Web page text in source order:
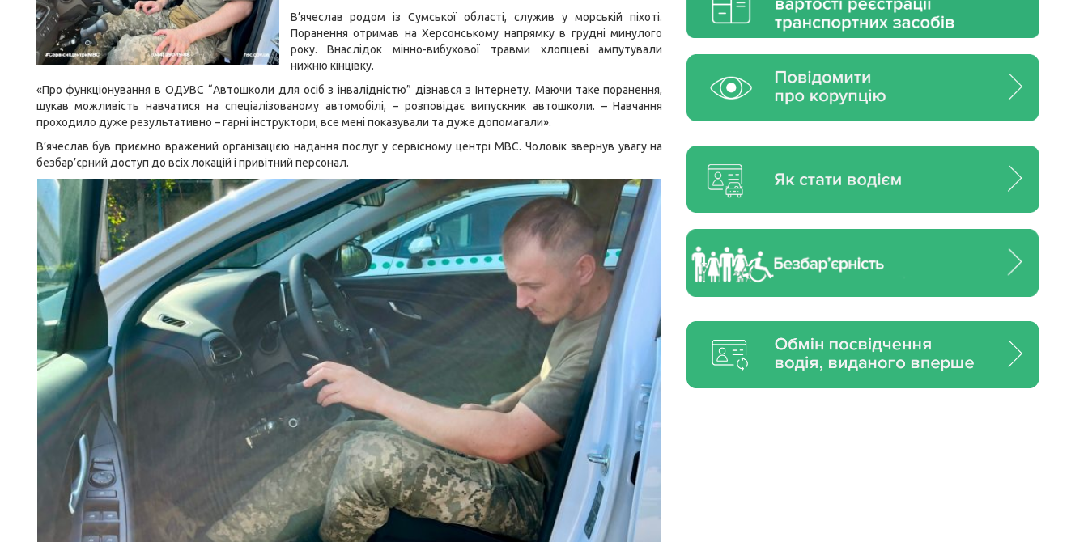
В’ячеслав родом із Сумської області, служив у морській піхоті.
Поранення отримав на Херсонському напрямку в грудні минулого
року. Внаслідок мінно-вибухової травми хлопцеві ампутували
нижню кінцівку.
«Про функціонування в ОДУВС “Автошколи для осіб з інвалідністю” дізнався з Інтернету. Маючи таке поранення,
шукав можливість навчатися на спеціалізованому автомобілі, – розповідає випускник автошколи. – Навчання
проходило дуже результативно – гарні інструктори, все мені показували та дуже допомагали».
В’ячеслав був приємно вражений організацією надання послуг у сервісному центрі МВС. Чоловік звернув увагу на
безбар’єрний доступ до всіх локацій і привітний персонал.